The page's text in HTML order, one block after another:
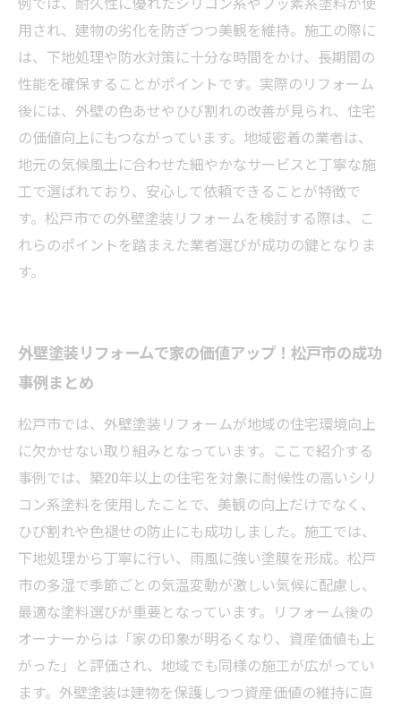
用され、建物の劣化を防ぎつつ美観を維持。施工の際に
は、下地処理や防水対策に十分な時間をかけ、長期間の
性能を確保することがポイントです。実際のリフォーム
後には、外壁の色あせやひび割れの改善が見られ、住宅
の価値向上にもつながっています。地域密着の業者は、
地元の気候風土に合わせた細やかなサービスと丁寧な施
工で選ばれており、安心して依頼できることが特徴で
す。松戸市での外壁塗装リフォームを検討する際は、こ
れらのポイントを踏まえた業者選びが成功の鍵となりま
す。
外壁塗装リフォームで家の価値アップ！松戸市の成功
事例まとめ
松戸市では、外壁塗装リフォームが地域の住宅環境向上
に欠かせない取り組みとなっています。ここで紹介する
事例では、築20年以上の住宅を対象に耐候性の高いシリ
コン系塗料を使用したことで、美観の向上だけでなく、
ひび割れや色褪せの防止にも成功しました。施工では、
下地処理から丁寧に行い、雨風に強い塗膜を形成。松戸
市の多湿で季節ごとの気温変動が激しい気候に配慮し、
最適な塗料選びが重要となっています。リフォーム後の
オーナーからは「家の印象が明るくなり、資産価値も上
がった」と評価され、地域でも同様の施工が広がってい
ます。外壁塗装は建物を保護しつつ資産価値の維持に直